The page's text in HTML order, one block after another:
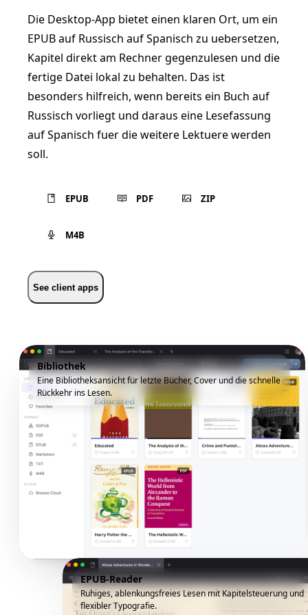
Die Desktop-App bietet einen klaren Ort, um ein
EPUB auf Russisch auf Spanisch zu uebersetzen,
Kapitel direkt am Rechner gegenzulesen und die
fertige Datei lokal zu behalten. Das ist
besonders hilfreich, wenn bereits ein Buch auf
Russisch vorliegt und daraus eine Lesefassung
auf Spanisch fuer die weitere Lektuere werden
soll.
EPUB PDF ZIP
M4B
See client apps
Bibliothek
Eine Bibliotheksansicht für letzte Bücher, Cover und die schnelle
Rückkehr ins Lesen.
EPUB-Reader
Ruhiges, ablenkungsfreies Lesen mit Kapitelsteuerung und
flexibler Typografie.